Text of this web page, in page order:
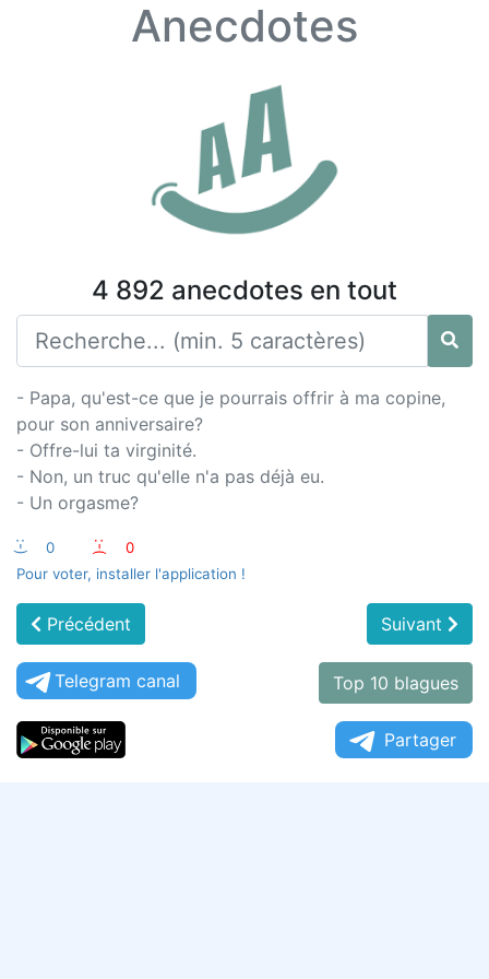
Anecdotes
4 892 anecdotes en tout
- Papa, qu'est-ce que je pourrais offrir à ma copine,
pour son anniversaire?
- Offre-lui ta virginité.
- Non, un truc qu'elle n'a pas déjà eu.
- Un orgasme?
:-) 0 :-(
0
Pour voter, installer l'application !
Précédent Suivant
Telegram canal Top 10 blagues
Partager